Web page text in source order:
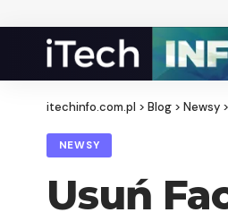
itechinfo.com.pl > Blog > Newsy >
NEWSY
Usuń